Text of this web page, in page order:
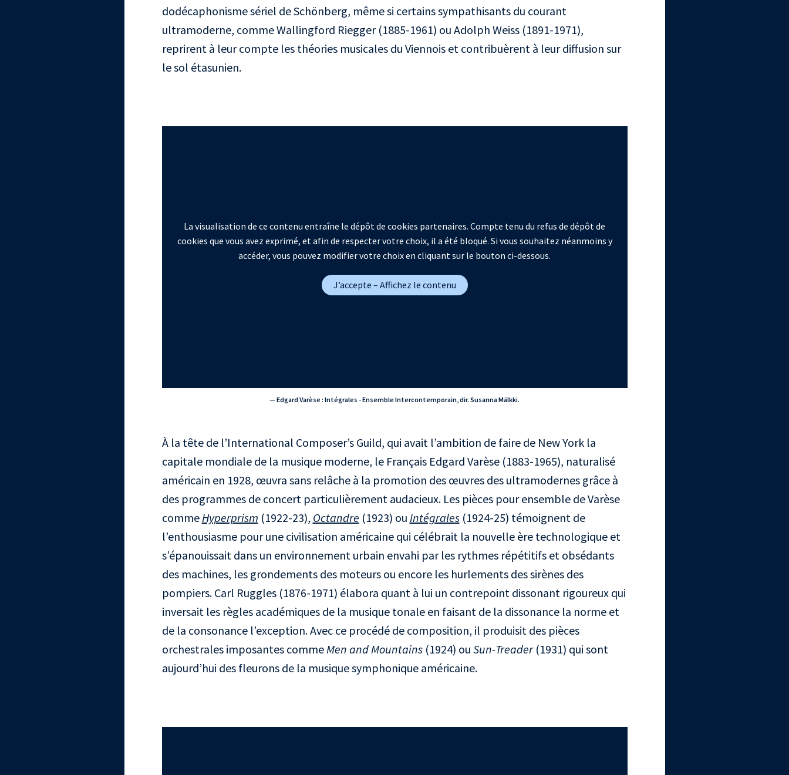
dodécaphonisme sériel de Schönberg, même si certains sympathisants du courant
ultramoderne, comme Wallingford Riegger (1885-1961) ou Adolph Weiss (1891-1971),
reprirent à leur compte les théories musicales du Viennois et contribuèrent à leur diffusion sur
le sol étasunien.
La visualisation de ce contenu entraîne le dépôt de cookies partenaires. Compte tenu du refus de dépôt de
cookies que vous avez exprimé, et afin de respecter votre choix, il a été bloqué. Si vous souhaitez néanmoins y
accéder, vous pouvez modifier votre choix en cliquant sur le bouton ci-dessous.
J’accepte – Affichez le contenu
— Edgard Varèse : Intégrales - Ensemble Intercontemporain, dir. Susanna Mälkki.
À la tête de l’International Composer’s Guild, qui avait l’ambition de faire de New York la
capitale mondiale de la musique moderne, le Français Edgard Varèse (1883-1965), naturalisé
américain en 1928, œuvra sans relâche à la promotion des œuvres des ultramodernes grâce à
des programmes de concert particulièrement audacieux. Les pièces pour ensemble de Varèse
comme Hyperprism (1922-23), Octandre (1923) ou Intégrales(1924-25) témoignent de
l’enthousiasme pour une civilisation américaine qui célébrait la nouvelle ère technologique et
s’épanouissait dans un environnement urbain envahi par les rythmes répétitifs et obsédants
des machines, les grondements des moteurs ou encore les hurlements des sirènes des
pompiers. Carl Ruggles (1876-1971) élabora quant à lui un contrepoint dissonant rigoureux qui
inversait les règles académiques de la musique tonale en faisant de la dissonance la norme et
de la consonance l’exception. Avec ce procédé de composition, il produisit des pièces
orchestrales imposantes comme Men and Mountains (1924) ou Sun-Treader(1931) qui sont
aujourd’hui des fleurons de la musique symphonique américaine.